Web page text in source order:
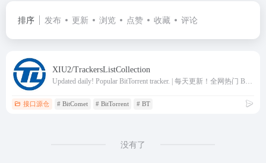
排序 发布 更新 浏览 点赞 收藏 评论
XIU2/TrackersListCollection
接口源仓 # BitComet # BitTorrent # BT
没有了